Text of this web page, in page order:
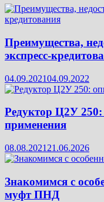
Преимущества,
экспресс-
04.09.202104.09.2022
Редуктор Ц2У 250:
применения
08.08.2021 21.06.2026
Знакомимся с
муфт ПНД